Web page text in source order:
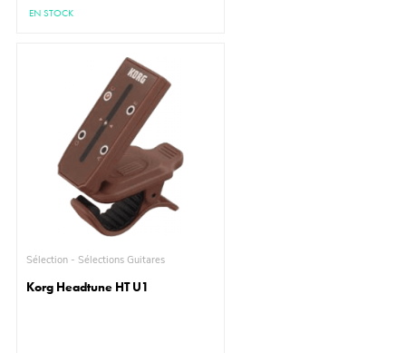
EN STOCK
Sélection - Sélections Guitares
Korg Headtune HT U1